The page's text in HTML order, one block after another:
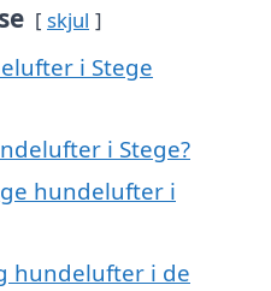
skjul
i Stege
i Stege?
hundelufter i
hundelufter i de